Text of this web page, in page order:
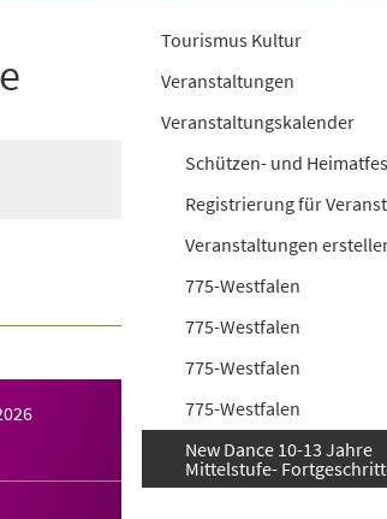
Tourismus Kultur
Veranstaltungen
Veranstaltungskalender
Schützen- und
Registrierung für
Veranstaltungen
775-Westfalen
775-Westfalen
775-Westfalen
775-Westfalen
New Dance 10-13 Jahre
Mittelstufe-